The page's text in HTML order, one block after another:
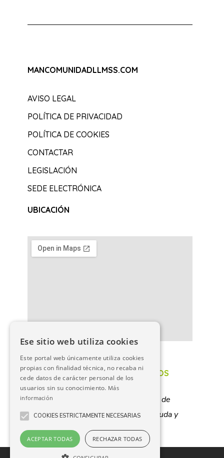
MANCOMUNIDADLLMSS.COM
AVISO LEGAL
POLÍTICA DE PRIVACIDAD
POLÍTICA DE COOKIES
CONTACTAR
LEGISLACIÓN
SEDE ELECTRÓNICA
UBICACIÓN
PORTAL DE TRANSPARENCIA
POLÍTICA DE PROTECCIÓN DE DATOS
Mancomunidad de Servicios Sociales de
Lazagurría,Lodosa,Mendavia,Sartaguda y
Sesma
Ese sitio web utiliza cookies
Este portal web únicamente utiliza cookies
propias con finalidad técnica, no recaba ni
cede datos de carácter personal de los
usuarios sin su conocimiento. Más
información
COOKIES ESTRICTAMENTE NECESARIAS
ACEPTAR TODAS RECHAZAR TODAS